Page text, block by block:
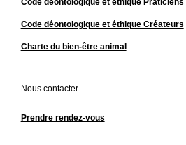
Code déontologique et éthique Créateurs
Charte du bien-être animal
Nous contacter
Prendre rendez-vous